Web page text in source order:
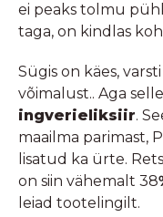
ei peaks tolmu
taga, on kindlas
Sügis on käes,
võimalust.. Aga
ingverieliksiir.
maailma parimast,
lisatud ka ürte.
on siin vähemalt 38
leiad tootelingilt.